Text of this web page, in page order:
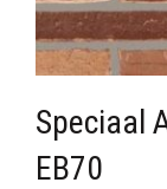
Speciaal
EB70